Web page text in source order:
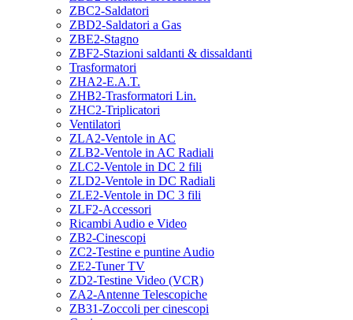
ZBC2-Saldatori
ZBD2-Saldatori a Gas
ZBE2-Stagno
ZBF2-Stazioni saldanti & dissaldanti
Trasformatori
ZHA2-E.A.T.
ZHB2-Trasformatori Lin.
ZHC2-Triplicatori
Ventilatori
ZLA2-Ventole in AC
ZLB2-Ventole in AC Radiali
ZLC2-Ventole in DC 2 fili
ZLD2-Ventole in DC Radiali
ZLE2-Ventole in DC 3 fili
ZLF2-Accessori
Ricambi Audio e Video
ZB2-Cinescopi
ZC2-Testine e puntine Audio
ZE2-Tuner TV
ZD2-Testine Video (VCR)
ZA2-Antenne Telescopiche
ZB31-Zoccoli per cinescopi